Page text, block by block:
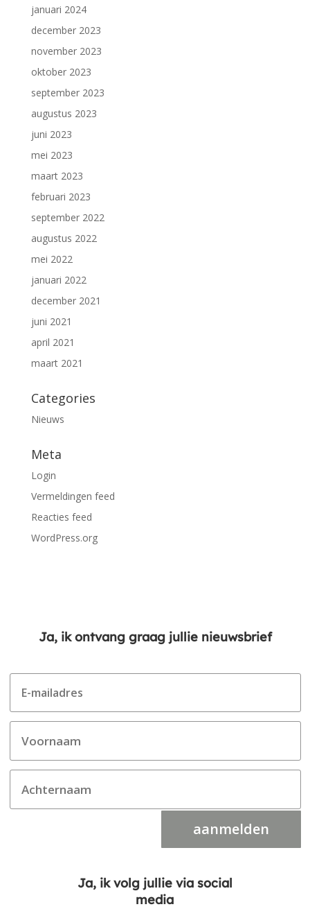
januari 2024
december 2023
november 2023
oktober 2023
september 2023
augustus 2023
juni 2023
mei 2023
maart 2023
februari 2023
september 2022
augustus 2022
mei 2022
januari 2022
december 2021
juni 2021
april 2021
maart 2021
Categories
Nieuws
Meta
Login
Vermeldingen feed
Reacties feed
WordPress.org
Ja, ik ontvang graag jullie nieuwsbrief
aanmelden
Ja, ik volg jullie via social
media